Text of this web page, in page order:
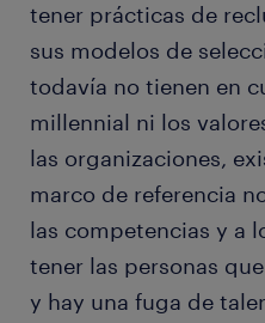
tener prácticas de
sus modelos de
todavía no tienen en
millennial ni los
las organizaciones,
marco de referencia
las competencias y a
tener las personas
y hay una fuga de